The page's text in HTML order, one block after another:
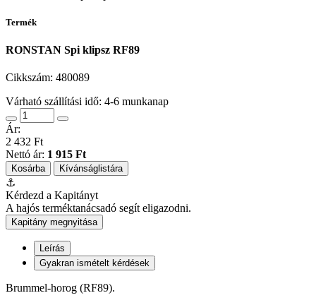
Termék
RONSTAN Spi klipsz RF89
Cikkszám: 480089
Várható szállítási idő: 4-6 munkanap
Ár:
2 432 Ft
Nettó ár: 1 915 Ft
Kosárba Kívánságlistára
⚓
Kérdezd a Kapitányt
A hajós terméktanácsadó segít eligazodni.
Kapitány megnyitása
Leírás
Gyakran ismételt kérdések
Brummel-horog (RF89).